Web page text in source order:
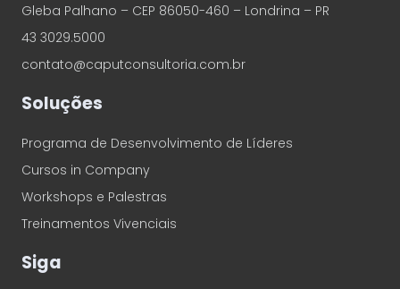
Gleba Palhano – CEP 86050-460 – Londrina – PR
43 3029.5000
contato@caputconsultoria.com.br
Soluções
Programa de Desenvolvimento de Líderes
Cursos in Company
Workshops e Palestras
Treinamentos Vivenciais
Siga